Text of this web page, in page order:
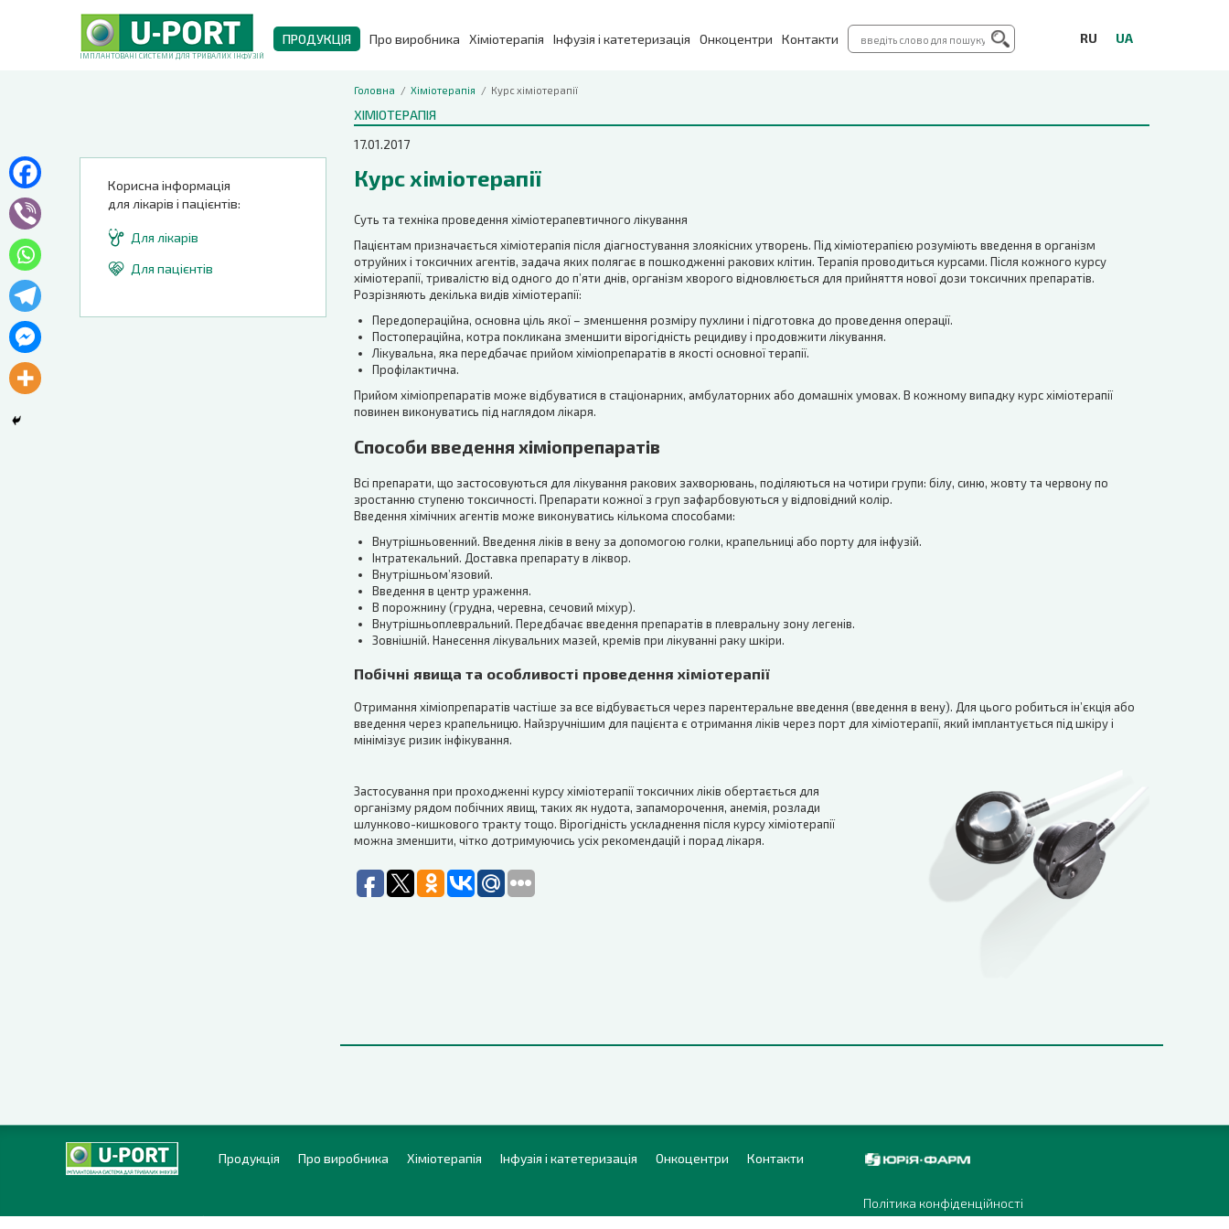
ІМПЛАНТОВАНІ СИСТЕМИ ДЛЯ ТРИВАЛИХ ІНФУЗІЙ
ПРОДУКЦІЯ Про виробника Хіміотерапія Інфузія і катетеризація Онкоцентри Контакти RU UA
Корисна інформація
для лікарів і пацієнтів:
Для лікарів
Для пацієнтів
Головна Хіміотерапія Курс хіміотерапії
ХІМІОТЕРАПІЯ
17.01.2017
Курс хіміотерапії
Суть та техніка проведення хіміотерапевтичного лікування
Пацієнтам призначається хіміотерапія після діагностування злоякісних утворень. Під хіміотерапією розуміють введення в організм
отруйних і токсичних агентів, задача яких полягає в пошкодженні ракових клітин. Терапія проводиться курсами. Після кожного курсу
хіміотерапії, тривалістю від одного до п’яти днів, організм хворого відновлюється для прийняття нової дози токсичних препаратів.
Розрізняють декілька видів хіміотерапії:
Передопераційна, основна ціль якої – зменшення розміру пухлини і підготовка до проведення операції.
Постопераційна, котра покликана зменшити вірогідність рецидиву і продовжити лікування.
Лікувальна, яка передбачає прийом хіміопрепаратів в якості основної терапії.
Профілактична.
Прийом хіміопрепаратів може відбуватися в стаціонарних, амбулаторних або домашніх умовах. В кожному випадку курс хіміотерапії
повинен виконуватись під наглядом лікаря.
Способи введення хіміопрепаратів
Всі препарати, що застосовуються для лікування ракових захворювань, поділяються на чотири групи: білу, синю, жовту та червону по
зростанню ступеню токсичності. Препарати кожної з груп зафарбовуються у відповідний колір.
Введення хімічних агентів може виконуватись кількома способами:
Внутрішньовенний. Введення ліків в вену за допомогою голки, крапельниці або порту для інфузій.
Інтратекальний. Доставка препарату в ліквор.
Внутрішньом’язовий.
Введення в центр ураження.
В порожнину (грудна, черевна, сечовий міхур).
Внутрішньоплевральний. Передбачає введення препаратів в плевральну зону легенів.
Зовнішній. Нанесення лікувальних мазей, кремів при лікуванні раку шкіри.
Побічні явища та особливості проведення хіміотерапії
Отримання хіміопрепаратів частіше за все відбувається через парентеральне введення (введення в вену). Для цього робиться ін’єкція або
введення через крапельницю. Найзручнішим для пацієнта є отримання ліків через порт для хіміотерапії, який імплантується під шкіру і
мінімізує ризик інфікування.
Застосування при проходженні курсу хіміотерапії токсичних ліків обертається для
організму рядом побічних явищ, таких як нудота, запаморочення, анемія, розлади
шлунково-кишкового тракту тощо. Вірогідність ускладнення після курсу хіміотерапії
можна зменшити, чітко дотримуючись усіх рекомендацій і порад лікаря.
Продукція Про виробника Хіміотерапія Інфузія і катетеризація Онкоцентри Контакти
Політика конфіденційності
© 2016-2026, ТОВ «ЮРіЯ-ФАРМ». Всі права захищені.